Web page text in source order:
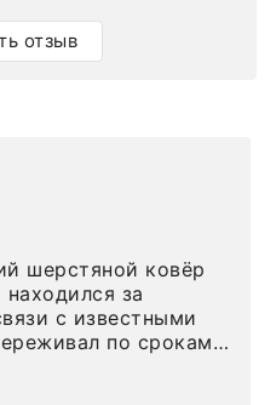
отзыв
шерстяной ковёр
за
с известными
по срокам.
ровно в
время, без